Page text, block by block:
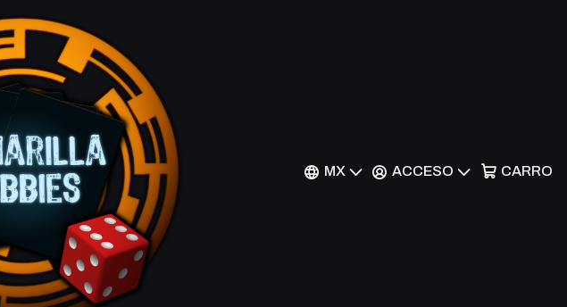
MX ACCESO CARRO
Reflector Unit - SOI-EN051 -
Español
Mostrar stock de ubicaciones